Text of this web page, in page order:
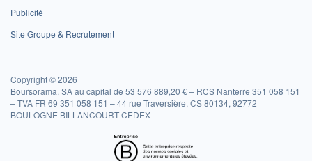
Publicité
Site Groupe & Recrutement
Copyright © 2026
Boursorama, SA au capital de 53 576 889,20 € – RCS Nanterre 351 058 151
– TVA FR 69 351 058 151 – 44 rue Traversière, CS 80134, 92772
BOULOGNE BILLANCOURT CEDEX